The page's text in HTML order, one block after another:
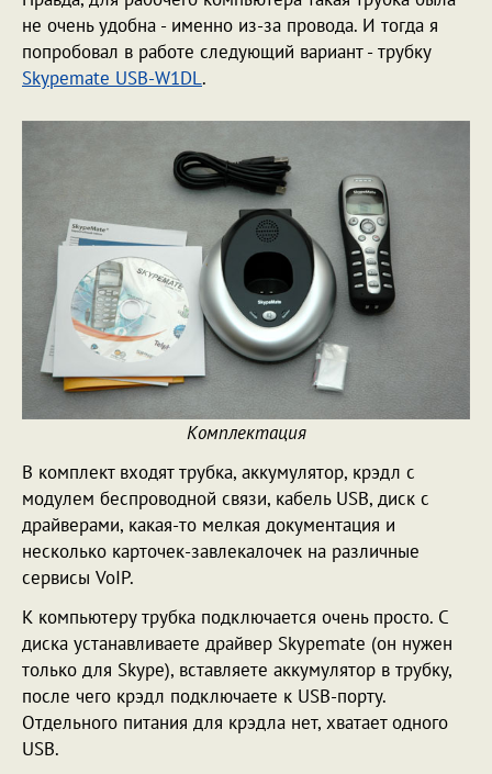
не очень удобна - именно из-за провода. И тогда я
попробовал в работе следующий вариант - трубку
Skypemate USB-W1DL.
Комплектация
В комплект входят трубка, аккумулятор, крэдл с
модулем беспроводной связи, кабель USB, диск с
драйверами, какая-то мелкая документация и
несколько карточек-завлекалочек на различные
сервисы VoIP.
К компьютеру трубка подключается очень просто. С
диска устанавливаете драйвер Skypemate (он нужен
только для Skype), вставляете аккумулятор в трубку,
после чего крэдл подключаете к USB-порту.
Отдельного питания для крэдла нет, хватает одного
USB.